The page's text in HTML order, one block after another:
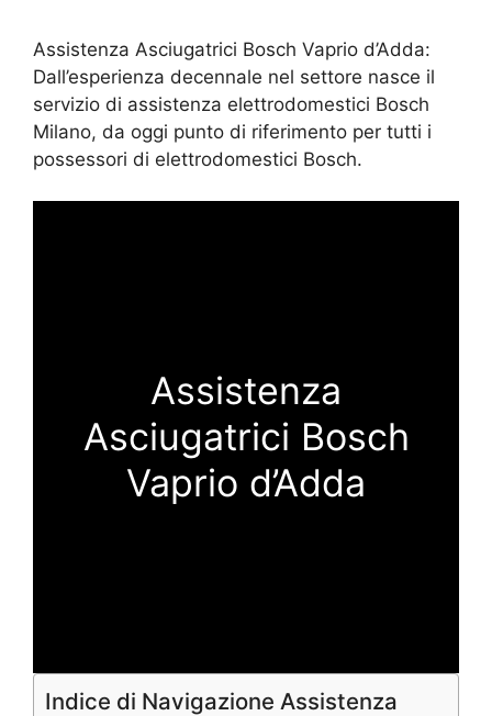
Assistenza Asciugatrici Bosch Vaprio d’Adda:
Dall’esperienza decennale nel settore nasce il
servizio di assistenza elettrodomestici Bosch
Milano, da oggi punto di riferimento per tutti i
possessori di elettrodomestici Bosch.
Assistenza
Asciugatrici Bosch
Vaprio d’Adda
Indice di Navigazione Assistenza